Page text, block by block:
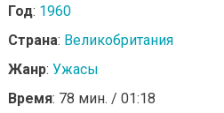
Год: 1960
Страна: Великобритания
Жанр: Ужасы
Время: 78 мин. / 01:18